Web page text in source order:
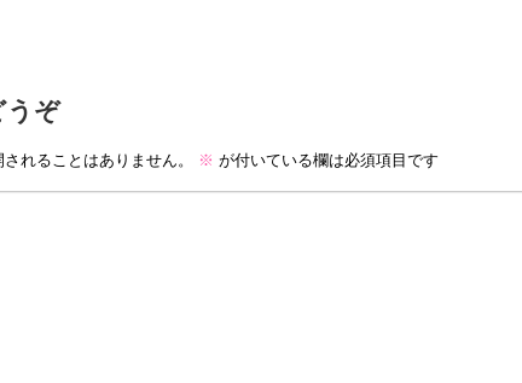
うぞ
れることはありません。 ※ が付いている欄は必須項目です